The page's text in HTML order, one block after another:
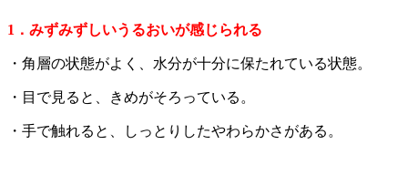
1．みずみずしいうるおいが感じられる
・角層の状態がよく、水分が十分に保たれている状態。
・目で見ると、きめがそろっている。
・手で触れると、しっとりしたやわらかさがある。